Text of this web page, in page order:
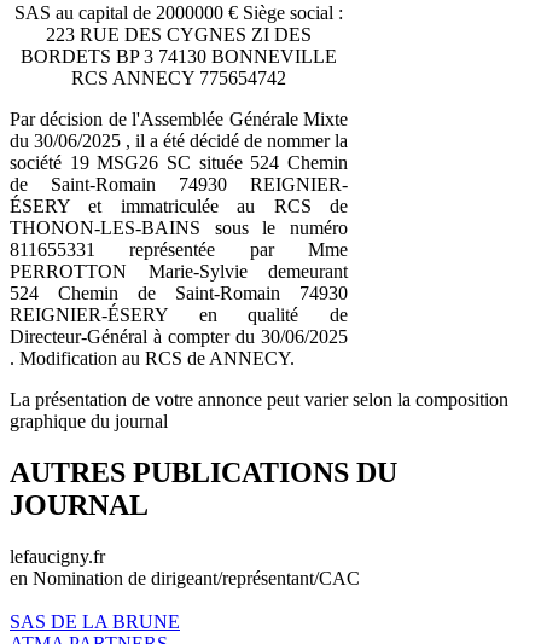
SAS au capital de 2000000 € Siège social :
223 RUE DES CYGNES ZI DES
BORDETS BP 3 74130 BONNEVILLE
RCS ANNECY 775654742
Par décision de l'Assemblée Générale Mixte
du 30/06/2025 , il a été décidé de nommer la
société 19 MSG26 SC située 524 Chemin
de Saint-Romain 74930 REIGNIER-
ÉSERY et immatriculée au RCS de
THONON-LES-BAINS sous le numéro
811655331 représentée par Mme
PERROTTON Marie-Sylvie demeurant
524 Chemin de Saint-Romain 74930
REIGNIER-ÉSERY en qualité de
Directeur-Général à compter du 30/06/2025
. Modification au RCS de ANNECY.
La présentation de votre annonce peut varier selon la composition
graphique du journal
AUTRES PUBLICATIONS DU
JOURNAL
lefaucigny.fr
en Nomination de dirigeant/représentant/CAC
SAS DE LA BRUNE